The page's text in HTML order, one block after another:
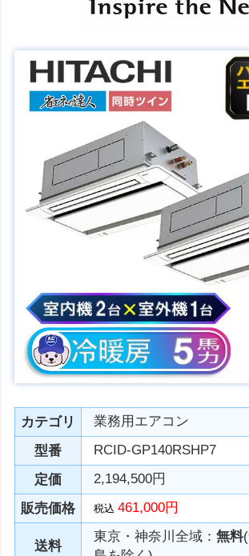
カテゴリ
業務用エアコン
型番
RCID-GP140RSHP7
定価
2,194,500円
販売価格
税込461,000円
送料
東京・神奈川全域：無料